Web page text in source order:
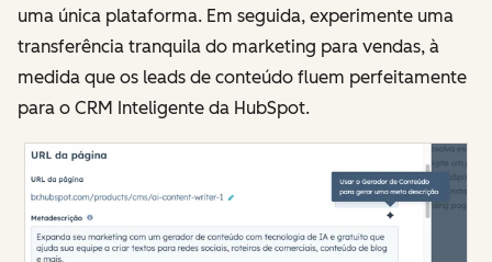
uma única plataforma. Em seguida, experimente uma
transferência tranquila do marketing para vendas, à
medida que os leads de conteúdo fluem perfeitamente
para o CRM Inteligente da HubSpot.